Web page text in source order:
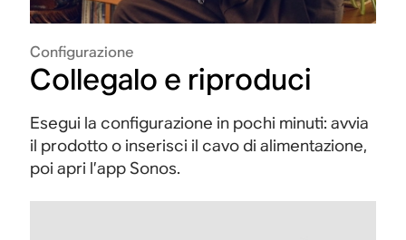
Configurazione
Collegalo e riproduci
Esegui la configurazione in pochi minuti: avvia
il prodotto o inserisci il cavo di alimentazione,
poi apri l’app Sonos.